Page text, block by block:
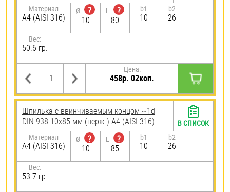
Материал
A4 (AISI 316)
Ø
?
10
L
?
80
b1
10
b2
26
Вес:
50.6 гр.
Цена:
458р. 02коп.
Шпилька c ввинчиваемым концом ~1d
DIN 938 10х85 мм (нерж.) A4 (AISI 316)
Материал
A4 (AISI 316)
Ø
?
10
L
?
85
b1
10
b2
26
Вес:
53.7 гр.
В СПИСОК